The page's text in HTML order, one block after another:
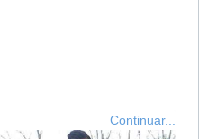
Continuar...